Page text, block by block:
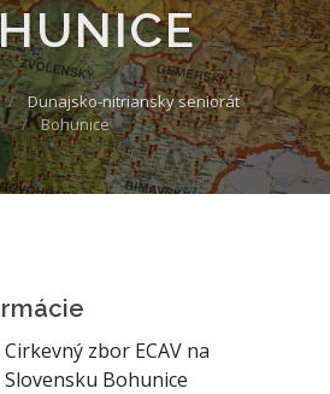
Dunajsko-nitriansky seniorát
Bohunice
Cirkevný zbor ECAV na
Slovensku Bohunice